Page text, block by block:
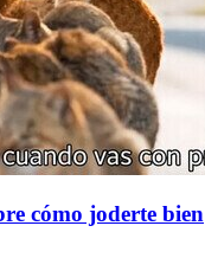
cómo joderte bien